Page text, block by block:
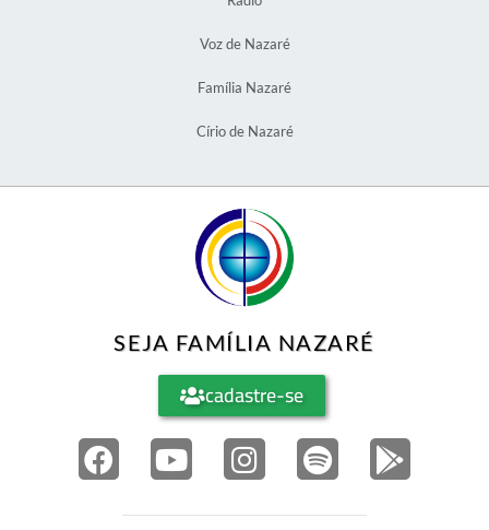
Voz de Nazaré
Família Nazaré
Círio de Nazaré
SEJA FAMÍLIA NAZARÉ
cadastre-se